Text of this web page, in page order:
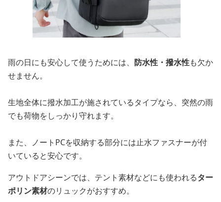
雨の日にも安心して使うためには、 防水性・撥水性も欠か
せません。
生地全体に撥水加工が施されているタイプなら、突然の雨
でも荷物をしっかり守れます。
また、ノートPCを収納する部分には止水ファスナーが付
いていると安心です。
アウトドアシーンでは、テント素材などにも使われるター
ポリン素材のリュックがおすすめ。